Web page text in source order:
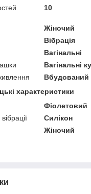
10
Жіночий
Вібрація
Вагінальні
Вагінальні
Вбудований
характеристики
Фіолетовий
Силікон
Жіночий